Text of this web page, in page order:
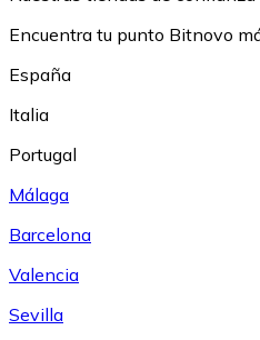
Encuentra tu punto Bitnovo
España
Italia
Portugal
Málaga
Barcelona
Valencia
Sevilla